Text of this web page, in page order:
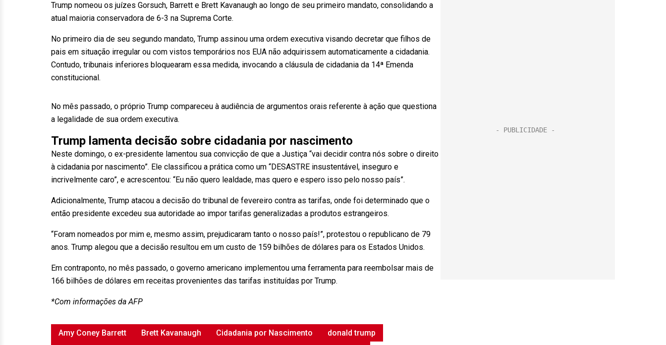
Trump nomeou os juízes Gorsuch, Barrett e Brett Kavanaugh ao longo de seu primeiro mandato, consolidando a
atual maioria conservadora de 6-3 na Suprema Corte.
No primeiro dia de seu segundo mandato, Trump assinou uma ordem executiva visando decretar que filhos de
pais em situação irregular ou com vistos temporários nos EUA não adquirissem automaticamente a cidadania.
Contudo, tribunais inferiores bloquearam essa medida, invocando a cláusula de cidadania da 14ª Emenda
constitucional.
No mês passado, o próprio Trump compareceu à audiência de argumentos orais referente à ação que questiona
a legalidade de sua ordem executiva.
Trump lamenta decisão sobre cidadania por nascimento
Neste domingo, o ex-presidente lamentou sua convicção de que a Justiça “vai decidir contra nós sobre o direito
à cidadania por nascimento”. Ele classificou a prática como um “DESASTRE insustentável, inseguro e
incrivelmente caro”, e acrescentou: “Eu não quero lealdade, mas quero e espero isso pelo nosso país”.
Adicionalmente, Trump atacou a decisão do tribunal de fevereiro contra as tarifas, onde foi determinado que o
então presidente excedeu sua autoridade ao impor tarifas generalizadas a produtos estrangeiros.
“Foram nomeados por mim e, mesmo assim, prejudicaram tanto o nosso país!”, protestou o republicano de 79
anos. Trump alegou que a decisão resultou em um custo de 159 bilhões de dólares para os Estados Unidos.
Em contraponto, no mês passado, o governo americano implementou uma ferramenta para reembolsar mais de
166 bilhões de dólares em receitas provenientes das tarifas instituídas por Trump.
*Com informações da AFP
Amy Coney Barrett Brett Kavanaugh Cidadania por Nascimento
donald trump